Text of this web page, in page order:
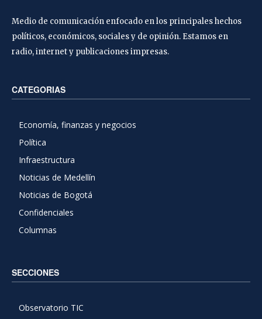
Medio de comunicación enfocado en los principales hechos
políticos, económicos, sociales y de opinión. Estamos en
radio, internet y publicaciones impresas.
CATEGORIAS
Economía, finanzas y negocios
Política
Infraestructura
Noticias de Medellín
Noticias de Bogotá
Confidenciales
Columnas
SECCIONES
Observatorio TIC